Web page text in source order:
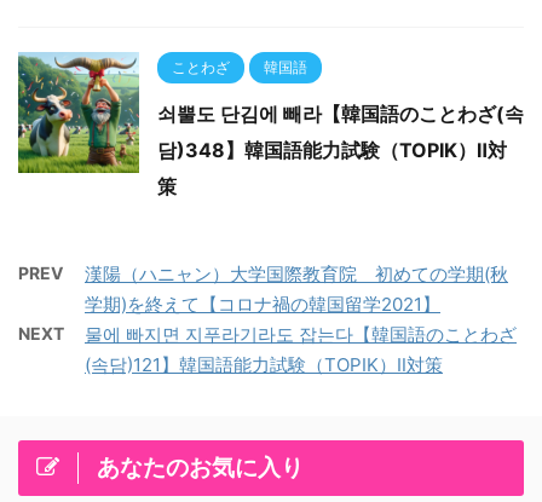
ことわざ 韓国語
쇠뿔도 단김에 빼라【韓国語のことわざ(속
담)348】韓国語能力試験（TOPIK）Ⅱ対
策
PREV
漢陽（ハニャン）大学国際教育院 初めての学期(秋
学期)を終えて【コロナ禍の韓国留学2021】
NEXT
물에 빠지면 지푸라기라도 잡는다【韓国語のことわざ
(속담)121】韓国語能力試験（TOPIK）Ⅱ対策
あなたのお気に入り